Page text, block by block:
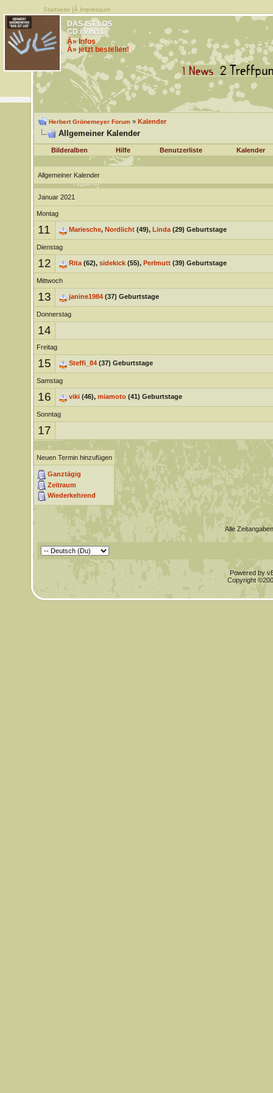
Startseite |Â Impressum
DAS IST LOS
CD / VINYL
Â» Infos
Â» jetzt bestellen!
Herbert Grönemeyer Forum» Kalender
Allgemeiner Kalender
Bilderalben Hilfe Benutzerliste Kalender
Allgemeiner Kalender
Januar 2021
Montag
11 Mariesche, Nordlicht(49), Linda(29) Geburtstage
Dienstag
12 Rita(62), sidekick(55), Perlmutt(39) Geburtstage
Mittwoch
13 janine1984(37) Geburtstage
Donnerstag
14
Freitag
15 Steffi_84(37) Geburtstage
Samstag
16 viki(46), miamoto(41) Geburtstage
Sonntag
17
Neuen Termin hinzufügen
Ganztägig
Zeitraum
Wiederkehrend
Alle
Powered by
Copyright